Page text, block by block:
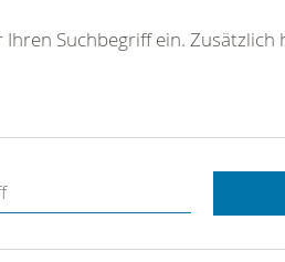
Hotline.
gerne.
Ihren Suchbegriff ein.